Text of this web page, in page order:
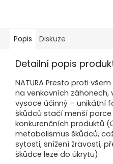
Popis Diskuze
Detailní popis
NATURA Presto proti
na venkovních záhonech,
vysoce účinný – unikátní
škůdců stačí menší porce
konkurenčních produktů
metabolismus škůdců,
sytosti, snížení žravosti,
škůdce leze do úkrytu).